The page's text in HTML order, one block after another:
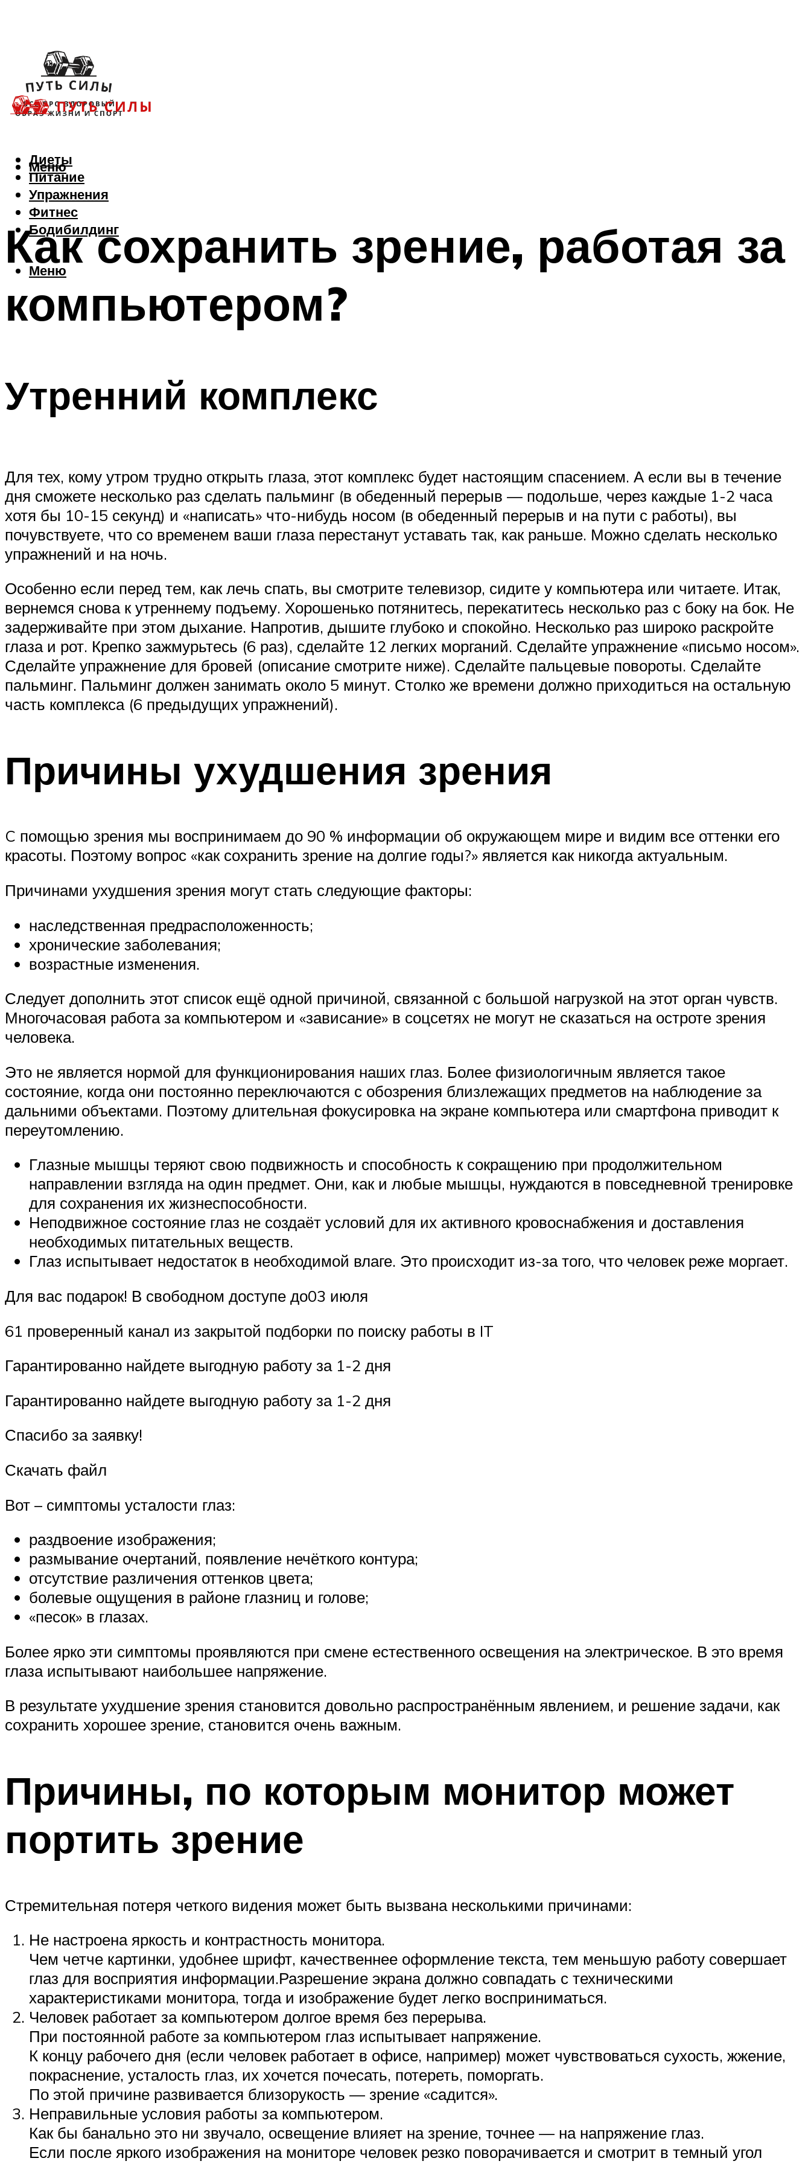
Диеты
Питание
Упражнения
Фитнес
Бодибилдинг
Меню
Меню
Как сохранить зрение, работая за
компьютером?
Утренний комплекс
Для тех, кому утром трудно открыть глаза, этот комплекс будет настоящим спасением. А если вы в течение
дня сможете несколько раз сделать пальминг (в обеденный перерыв — подольше, через каждые 1-2 часа
хотя бы 10-15 секунд) и «написать» что-нибудь носом (в обеденный перерыв и на пути с работы), вы
почувствуете, что со временем ваши глаза перестанут уставать так, как раньше. Можно сделать несколько
упражнений и на ночь.
Особенно если перед тем, как лечь спать, вы смотрите телевизор, сидите у компьютера или читаете. Итак,
вернемся снова к утреннему подъему. Хорошенько потянитесь, перекатитесь несколько раз с боку на бок. Не
задерживайте при этом дыхание. Напротив, дышите глубоко и спокойно. Несколько раз широко раскройте
глаза и рот. Крепко зажмурьтесь (6 раз), сделайте 12 легких морганий. Сделайте упражнение «письмо носом».
Сделайте упражнение для бровей (описание смотрите ниже). Сделайте пальцевые повороты. Сделайте
пальминг. Пальминг должен занимать около 5 минут. Столко же времени должно приходиться на остальную
часть комплекса (6 предыдущих упражнений).
Причины ухудшения зрения
C помощью зрения мы воспринимаем до 90 % информации об окружающем мире и видим все оттенки его
красоты. Поэтому вопрос «как сохранить зрение на долгие годы?» является как никогда актуальным.
Причинами ухудшения зрения могут стать следующие факторы:
наследственная предрасположенность;
хронические заболевания;
возрастные изменения.
Следует дополнить этот список ещё одной причиной, связанной с большой нагрузкой на этот орган чувств.
Многочасовая работа за компьютером и «зависание» в соцсетях не могут не сказаться на остроте зрения
человека.
Это не является нормой для функционирования наших глаз. Более физиологичным является такое
состояние, когда они постоянно переключаются с обозрения близлежащих предметов на наблюдение за
дальними объектами. Поэтому длительная фокусировка на экране компьютера или смартфона приводит к
переутомлению.
Глазные мышцы теряют свою подвижность и способность к сокращению при продолжительном
направлении взгляда на один предмет. Они, как и любые мышцы, нуждаются в повседневной тренировке
для сохранения их жизнеспособности.
Неподвижное состояние глаз не создаёт условий для их активного кровоснабжения и доставления
необходимых питательных веществ.
Глаз испытывает недостаток в необходимой влаге. Это происходит из-за того, что человек реже моргает.
Для вас подарок! В свободном доступе до03 июля
61 проверенный канал из закрытой подборки по поиску работы в IT
Гарантированно найдете выгодную работу за 1-2 дня
Гарантированно найдете выгодную работу за 1-2 дня
Спасибо за заявку!
Скачать файл
Вот – симптомы усталости глаз:
раздвоение изображения;
размывание очертаний, появление нечёткого контура;
отсутствие различения оттенков цвета;
болевые ощущения в районе глазниц и голове;
«песок» в глазах.
Более ярко эти симптомы проявляются при смене естественного освещения на электрическое. В это время
глаза испытывают наибольшее напряжение.
В результате ухудшение зрения становится довольно распространённым явлением, и решение задачи, как
сохранить хорошее зрение, становится очень важным.
Причины, по которым монитор может
портить зрение
Стремительная потеря четкого видения может быть вызвана несколькими причинами:
Не настроена яркость и контрастность монитора.
Чем четче картинки, удобнее шрифт, качественнее оформление текста, тем меньшую работу совершает
глаз для восприятия информации.Разрешение экрана должно совпадать с техническими
характеристиками монитора, тогда и изображение будет легко восприниматься.
Человек работает за компьютером долгое время без перерыва.
При постоянной работе за компьютером глаз испытывает напряжение.
К концу рабочего дня (если человек работает в офисе, например) может чувствоваться сухость, жжение,
покраснение, усталость глаз, их хочется почесать, потереть, поморгать.
По этой причине развивается близорукость — зрение «садится».
Неправильные условия работы за компьютером.
Как бы банально это ни звучало, освещение влияет на зрение, точнее — на напряжение глаз.
Если после яркого изображения на мониторе человек резко поворачивается и смотрит в темный угол